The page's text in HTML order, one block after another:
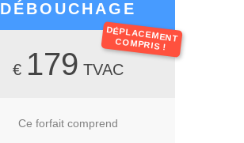
DÉBOUCHAGE
DÉPLACEMENT
COMPRIS !
€ 179 TVAC
Ce forfait comprend